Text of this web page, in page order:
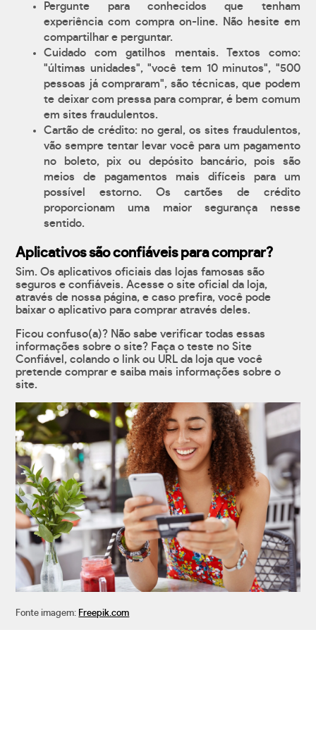
Pergunte para conhecidos que tenham
experiência com compra on-line. Não hesite em
compartilhar e perguntar.
Cuidado com gatilhos mentais. Textos como:
"últimas unidades", "você tem 10 minutos", "500
pessoas já compraram", são técnicas, que podem
te deixar com pressa para comprar, é bem comum
em sites fraudulentos.
Cartão de crédito: no geral, os sites fraudulentos,
vão sempre tentar levar você para um pagamento
no boleto, pix ou depósito bancário, pois são
meios de pagamentos mais difíceis para um
possível estorno. Os cartões de crédito
proporcionam uma maior segurança nesse
sentido.
Aplicativos são confiáveis para comprar?
Sim. Os aplicativos oficiais das lojas famosas são
seguros e confiáveis. Acesse o site oficial da loja,
através de nossa página, e caso prefira, você pode
baixar o aplicativo para comprar através deles.
Ficou confuso(a)? Não sabe verificar todas essas
informações sobre o site? Faça o teste no Site
Confiável, colando o link ou URL da loja que você
pretende comprar e saiba mais informações sobre o
site.
Fonte imagem: Freepik.com